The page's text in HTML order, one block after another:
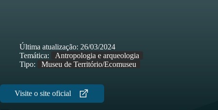
Última atualização: 26/03/2024
Temática:
Antropologia e arqueologia
Tipo:
Museu de Território/Ecomuseu